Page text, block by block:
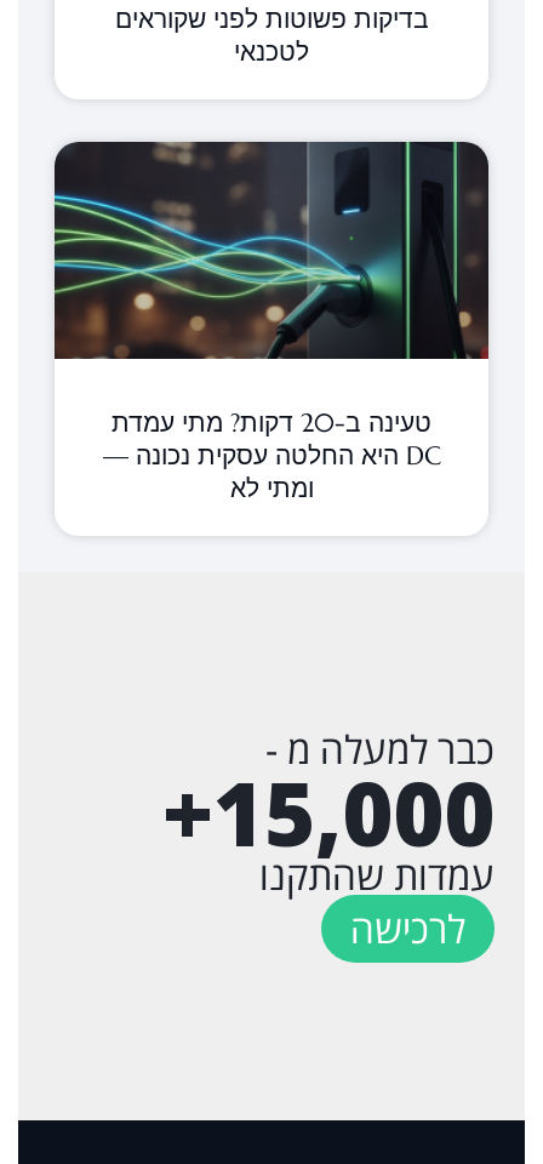
בדיקות פשוטות לפני שקוראים
לטכנאי
טעינה ב-20 דקות? מתי עמדת
DC היא החלטה עסקית נכונה —
ומתי לא
כבר למעלה מ -
15,000
+
עמדות שהתקנו
לרכישה